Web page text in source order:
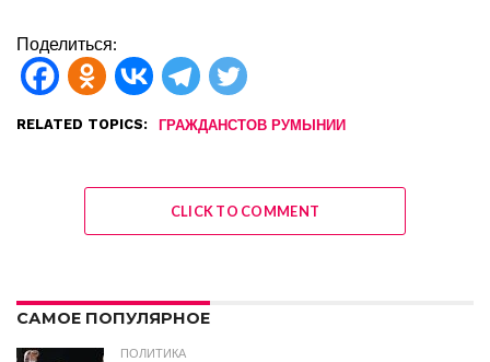
Поделиться:
RELATED TOPICS: ГРАЖДАНСТОВ РУМЫНИИ
CLICK TO COMMENT
САМОЕ ПОПУЛЯРНОЕ
ПОЛИТИКА